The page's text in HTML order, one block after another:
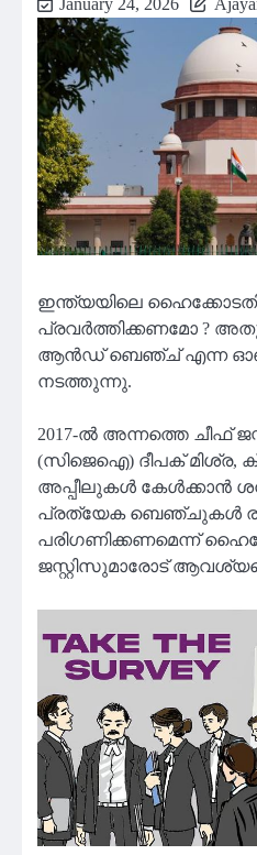
January 24, 2026
ഇന്ത്യയിലെ
പ്രവർത്തിക്കണമോ ?
ആൻഡ് ബെഞ്ച് എന്ന
നടത്തുന്നു.
2017-ൽ അന്നത്തെ ചീഫ്
(സിജെഐ) ദീപക് മിശ്ര,
അപ്പീലുകൾ കേൾക്കാൻ
പ്രത്യേക ബെഞ്ചുകൾ
പരിഗണിക്കണമെന്ന്
ജസ്റ്റിസുമാരോട്